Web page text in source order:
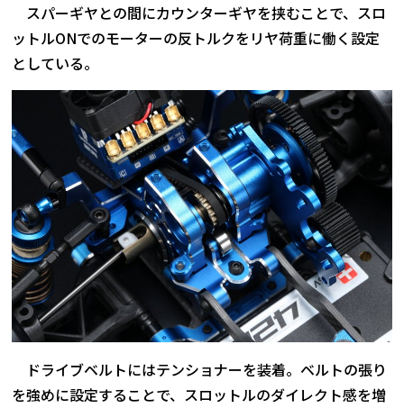
スパーギヤとの間にカウンターギヤを挟むことで、スロ
ットルONでのモーターの反トルクをリヤ荷重に働く設定
としている。
ドライブベルトにはテンショナーを装着。ベルトの張り
を強めに設定することで、スロットルのダイレクト感を増